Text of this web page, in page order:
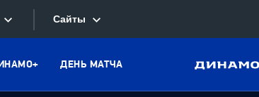
«Запад» Конференция «Восток»
Сайты
ДЕНЬ МАТЧА
Динамо